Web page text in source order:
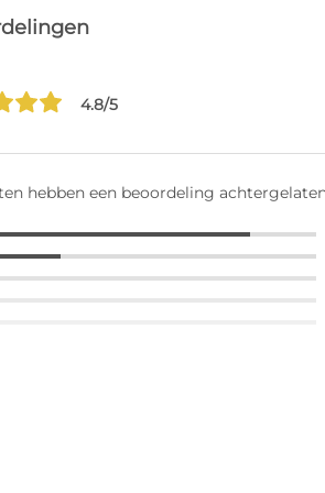
4.8/5
hebben een beoordeling